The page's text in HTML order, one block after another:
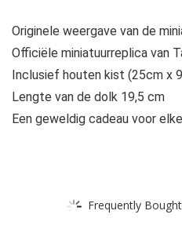
Originele weergave van de
Officiële miniatuurreplica van
Inclusief houten kist (25cm x
Lengte van de dolk 19,5 cm
Een geweldig cadeau voor
Frequently